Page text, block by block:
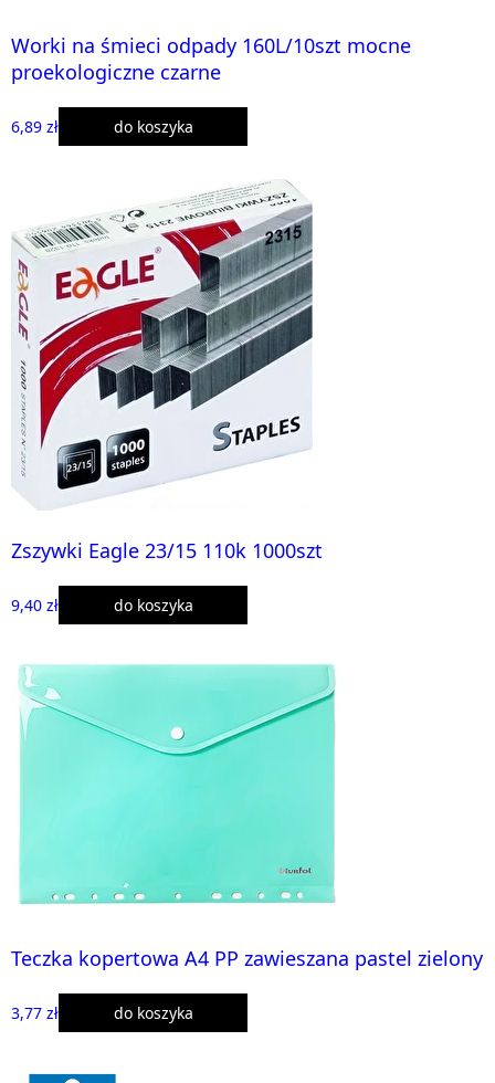
Worki na śmieci odpady 160L/10szt mocne
proekologiczne czarne
6,89 zł do koszyka
Zszywki Eagle 23/15 110k 1000szt
9,40 zł do koszyka
Teczka kopertowa A4 PP zawieszana pastel zielony
3,77 zł do koszyka